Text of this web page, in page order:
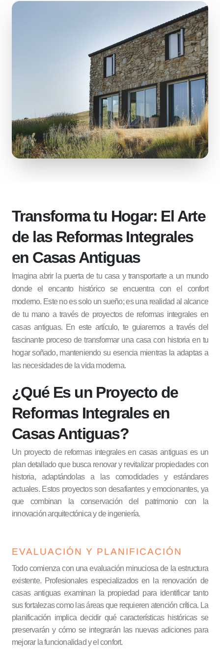
Transforma tu Hogar: El Arte
de las Reformas Integrales
en Casas Antiguas
Imagina abrir la puerta de tu casa y transportarte a un mundo
donde el encanto histórico se encuentra con el confort
moderno. Este no es solo un sueño; es una realidad al alcance
de tu mano a través de proyectos de reformas integrales en
casas antiguas. En este artículo, te guiaremos a través del
fascinante proceso de transformar una casa con historia en tu
hogar soñado, manteniendo su esencia mientras la adaptas a
las necesidades de la vida moderna.
¿Qué Es un Proyecto de
Reformas Integrales en
Casas Antiguas?
Un proyecto de reformas integrales en casas antiguas es un
plan detallado que busca renovar y revitalizar propiedades con
historia, adaptándolas a las comodidades y estándares
actuales. Estos proyectos son desafiantes y emocionantes, ya
que combinan la conservación del patrimonio con la
innovación arquitectónica y de ingeniería.
EVALUACIÓN Y PLANIFICACIÓN
Todo comienza con una evaluación minuciosa de la estructura
existente. Profesionales especializados en la renovación de
casas antiguas examinan la propiedad para identificar tanto
sus fortalezas como las áreas que requieren atención crítica. La
planificación implica decidir qué características históricas se
preservarán y cómo se integrarán las nuevas adiciones para
mejorar la funcionalidad y el confort.